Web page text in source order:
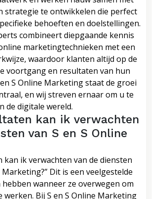
strategie te ontwikkelen die perfect
behoeften en doelstellingen.
combineert diepgaande kennis
marketingtechnieken met een
waardoor klanten altijd op de
voortgang en resultaten van hun
S Online Marketing staat de groei
en wij streven ernaar om u te
de digitale wereld.
kan ik verwachten
van S en S Online
kan ik verwachten van de diensten
Marketing?” Dit is een veelgestelde
wanneer ze overwegen om
werken. Bij S en S Online Marketing